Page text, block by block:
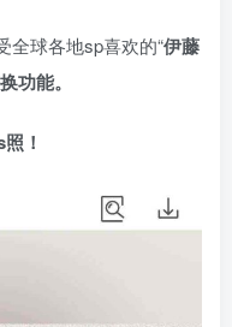
全球各地sp喜欢的“伊藤
功能。
！